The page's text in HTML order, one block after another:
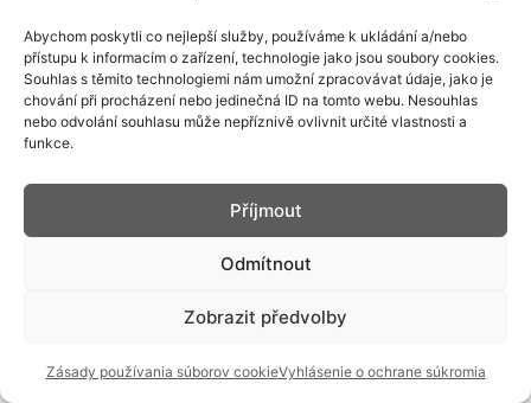
Abychom poskytli co nejlepší služby, používáme k ukládání a/nebo
přístupu k informacím o zařízení, technologie jako jsou soubory cookies.
Souhlas s těmito technologiemi nám umožní zpracovávat údaje, jako je
chování při procházení nebo jedinečná ID na tomto webu. Nesouhlas
nebo odvolání souhlasu může nepříznivě ovlivnit určité vlastnosti a
funkce.
Příjmout
Odmítnout
Zobrazit předvolby
Zásady používania súborov cookieVyhlásenie o ochrane súkromia
TECHNOLÓGIE
© PRIM2026